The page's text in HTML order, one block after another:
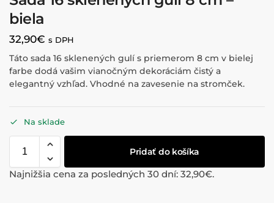
biela
32,90€ s DPH
Táto sada 16 sklenených gulí s priemerom 8 cm v bielej
farbe dodá vašim vianočným dekoráciám čistý a
elegantný vzhľad. Vhodné na zavesenie na stromček.
Na sklade
Pridať do košíka
Najnižšia cena za posledných 30 dní: 32,90€.